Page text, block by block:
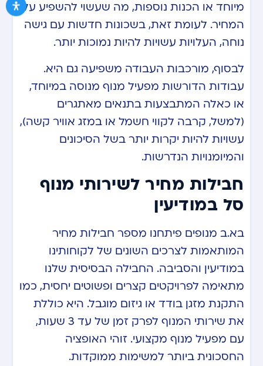
מיוחד או הכנות נוספות, מה שעשוי להשפיע על
המחיר. לעומת זאת, בשכונות חדשות עם גישה
נוחה, העלויות עשויות להיות נמוכות יותר.
לבסוף, מורכבות העבודה משפיעה גם היא.
עבודות הדורשות מפעיל מנוף מנוסה במיוחד,
או כאלה המתבצעות בתנאים מאתגרים
(למשל, קרבה לקווי חשמל או במזג אוויר קשה),
עשויות להיות יקרות יותר בשל הסיכונים
והמיומנויות הנדרשות.
חבילות מחיר לשירותי מנוף
סל במודיעין
בא.ב מנופים פיתחנו מספר חבילות מחיר
המותאמות לצרכים השונים של לקוחותינו
במודיעין והסביבה. החבילה הבסיסית שלנו
מתאימה לפרויקטים קצרים ופשוטים יחסית, כמו
התקנת מזגן בודד או גיזום מוגבל. היא כוללת
את שירותי המנוף לפרק זמן של עד 3 שעות,
עם מפעיל מנוף מקצועי. זוהי האופציה
החסכונית ביותר למשימות ממוקדות.